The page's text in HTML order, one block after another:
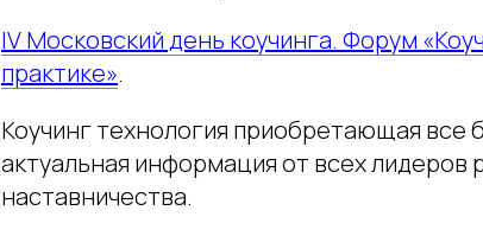
IV Московский день коучинга. Форум
практике».
Коучинг технология приобретающая
актуальная информация от всех лидеров
наставничества.